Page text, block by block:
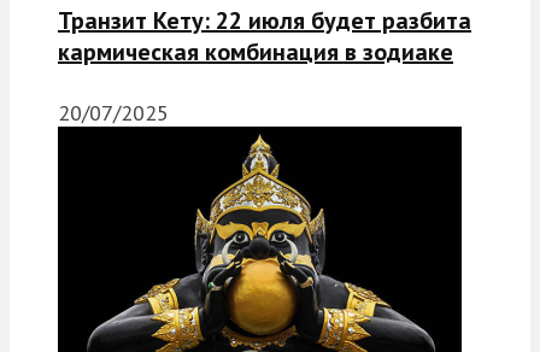
Транзит Кету: 22 июля будет разбита
кармическая комбинация в зодиаке
20/07/2025